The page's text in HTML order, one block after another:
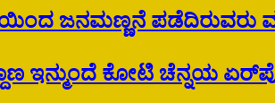
ಜನಮಣ್ಣನೆ ಪಡೆದಿರುವರು
ಇನ್ಮುಂದೆ ಕೋಟಿ ಚೆನ್ನಯ